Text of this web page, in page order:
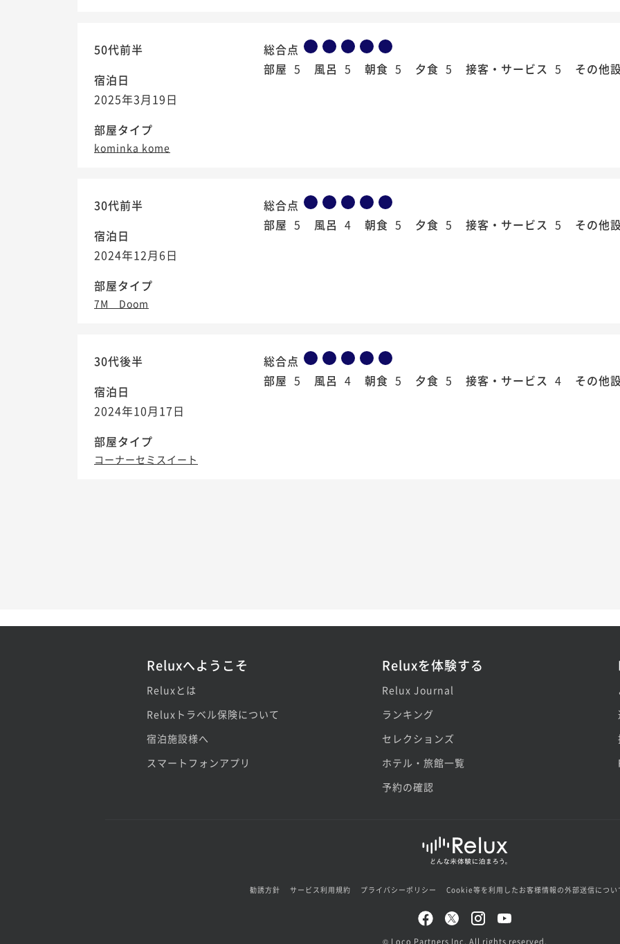
50代前半
宿泊日
2025年3月19日
部屋タイプ
kominka kome
総合点
部屋 5 風呂 5 朝食 5 夕食 5 接客・サービス 5 その他
30代前半
宿泊日
2024年12月6日
部屋タイプ
7M Doom
総合点
部屋 5 風呂 4 朝食 5 夕食 5 接客・サービス 5 その他
30代後半
宿泊日
2024年10月17日
部屋タイプ
コーナーセミスイート
総合点
部屋 5 風呂 4 朝食 5 夕食 5 接客・サービス 4 その他
Reluxへようこそ
Reluxとは
Reluxトラベル保険について
宿泊施設様へ
スマートフォンアプリ
Reluxを体験する
Relux Journal
ランキング
セレクションズ
ホテル・旅館一覧
予約の確認
勧誘方針 サービス利用規約 プライバシーポリシー Cookie等を利用したお客様情報の外部送信につい
© Loco Partners Inc. All rights reserved.